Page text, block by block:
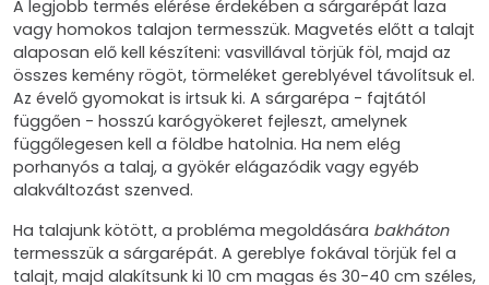
A legjobb termés elérése érdekében a sárgarépát laza
vagy homokos talajon termesszük. Magvetés előtt a talajt
alaposan elő kell készíteni: vasvillával törjük föl, majd az
összes kemény rögöt, törmeléket gereblyével távolítsuk el.
Az évelő gyomokat is irtsuk ki. A sárgarépa - fajtától
függően - hosszú karógyökeret fejleszt, amelynek
függőlegesen kell a földbe hatolnia. Ha nem elég
porhanyós a talaj, a gyökér elágazódik vagy egyéb
alakváltozást szenved.
Ha talajunk kötött, a probléma megoldására bakháton
termesszük a sárgarépát. A gereblye fokával törjük fel a
talajt, majd alakítsunk ki 10 cm magas és 30-40 cm széles,